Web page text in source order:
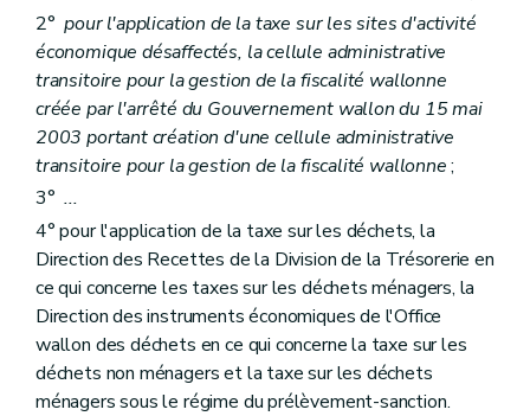
2°pour l'application de la taxe sur les sites d'activité
économique désaffectés, la cellule administrative
transitoire pour la gestion de la fiscalité wallonne
créée par l'arrêté du Gouvernement wallon du 15 mai
2003 portant création d'une cellule administrative
transitoire pour la gestion de la fiscalité wallonne;
3°...
4° pour l'application de la taxe sur les déchets, la
Direction des Recettes de la Division de la Trésorerie en
ce qui concerne les taxes sur les déchets ménagers, la
Direction des instruments économiques de l'Office
wallon des déchets en ce qui concerne la taxe sur les
déchets non ménagers et la taxe sur les déchets
ménagers sous le régime du prélèvement-sanction.